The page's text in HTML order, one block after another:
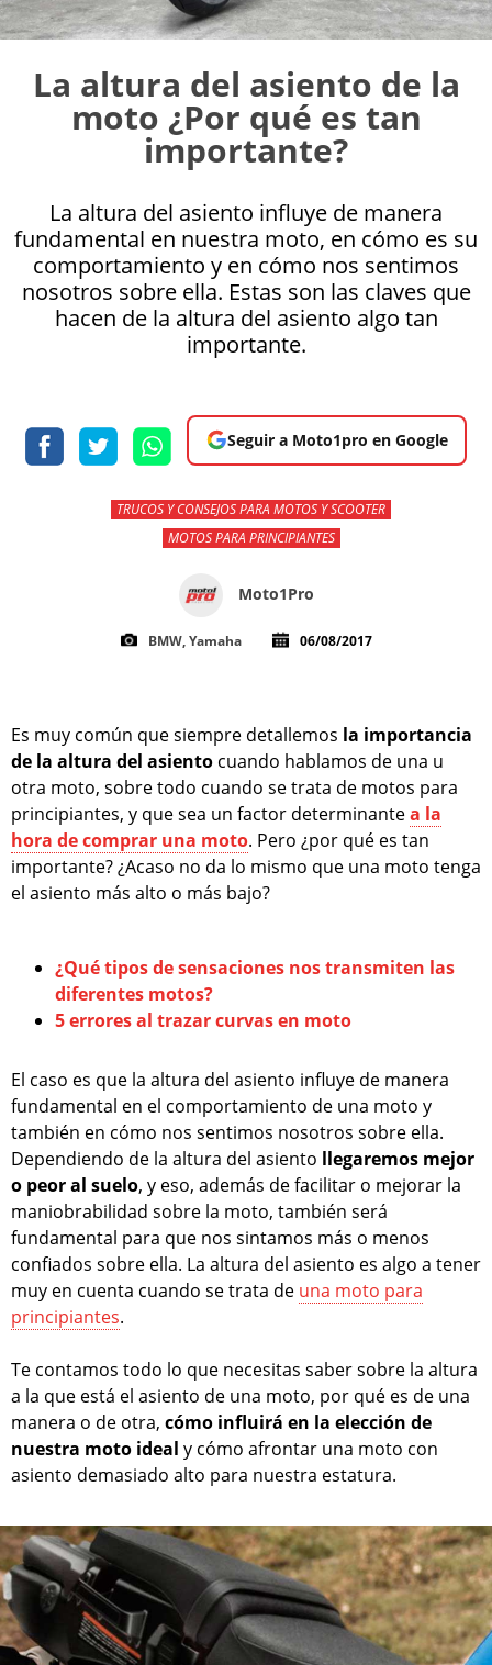
La altura del asiento de la
moto ¿Por qué es tan
importante?
La altura del asiento influye de manera
fundamental en nuestra moto, en cómo es su
comportamiento y en cómo nos sentimos
nosotros sobre ella. Estas son las claves que
hacen de la altura del asiento algo tan
importante.
Seguir a Moto1pro en Google
TRUCOS Y CONSEJOS PARA MOTOS Y SCOOTER
MOTOS PARA PRINCIPIANTES
Moto1Pro
BMW, Yamaha 06/08/2017
Es muy común que siempre detallemos la importancia
de la altura del asiento cuando hablamos de una u
otra moto, sobre todo cuando se trata de motos para
principiantes, y que sea un factor determinantea la
hora de comprar una moto. Pero ¿por qué es tan
importante? ¿Acaso no da lo mismo que una moto tenga
el asiento más alto o más bajo?
¿Qué tipos de sensaciones nos transmiten las
diferentes motos?
5 errores al trazar curvas en moto
El caso es que la altura del asiento influye de manera
fundamental en el comportamiento de una moto y
también en cómo nos sentimos nosotros sobre ella.
Dependiendo de la altura del asiento llegaremos mejor
o peor al suelo, y eso, además de facilitar o mejorar la
maniobrabilidad sobre la moto, también será
fundamental para que nos sintamos más o menos
confiados sobre ella. La altura del asiento es algo a tener
muy en cuenta cuando se trata de una moto para
principiantes.
Te contamos todo lo que necesitas saber sobre la altura
a la que está el asiento de una moto, por qué es de una
manera o de otra, cómo influirá en la elección de
nuestra moto ideal y cómo afrontar una moto con
asiento demasiado alto para nuestra estatura.